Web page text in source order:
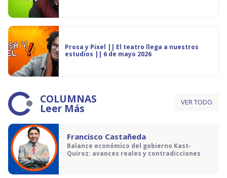
Prosa y Pixel || El teatro llega a nuestros
estudios || 6 de mayo 2026
COLUMNAS
Leer Más VER TODO
Francisco Castañeda
Balance económico del gobierno Kast-
Quiroz: avances reales y contradicciones